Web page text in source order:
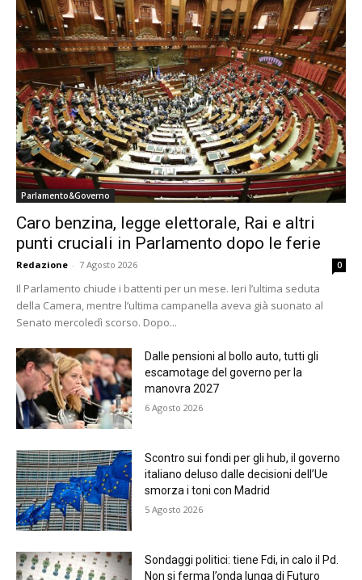
Parlamento&Governo
Caro benzina, legge elettorale, Rai e altri
punti cruciali in Parlamento dopo le ferie
Redazione - 7 Agosto 2026 0
Il Parlamento chiude i battenti per un mese. Ieri l’ultima seduta
della Camera, mentre l’ultima campanella aveva già suonato al
Senato mercoledì scorso. Dopo...
Dalle pensioni al bollo auto, tutti gli
escamotage del governo per la
manovra 2027
6 Agosto 2026
Scontro sui fondi per gli hub, il governo
italiano deluso dalle decisioni dell’Ue
smorza i toni con Madrid
5 Agosto 2026
Sondaggi politici: tiene Fdi, in calo il Pd.
Non si ferma l’onda lunga di Futuro